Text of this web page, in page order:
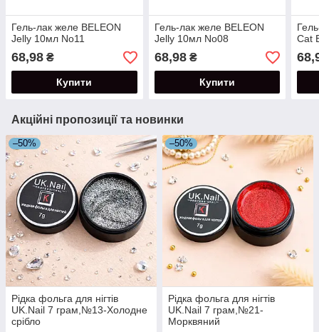
Гель-лак желе BELEON
Jelly 10мл No11
68,98 ₴
Купити
Гель-лак желе BELEON
Jelly 10мл No08
68,98₴
Купити
Cat
Акційні пропозиції та новинки
–50%
Рідка фольга для нігтів
UK.Nail 7 грам,№13-Холодне
срібло
–50%
Рідка фольга для нігтів
UK.Nail 7 грам,№21-
Морквяний